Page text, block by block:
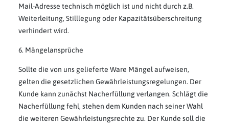
Mail-Adresse technisch möglich ist und nicht durch z.B.
Weiterleitung, Stilllegung oder Kapazitätsüberschreitung
verhindert wird.
6. Mängelansprüche
Sollte die von uns gelieferte Ware Mängel aufweisen,
gelten die gesetzlichen Gewährleistungsregelungen. Der
Kunde kann zunächst Nacherfüllung verlangen. Schlägt die
Nacherfüllung fehl, stehen dem Kunden nach seiner Wahl
die weiteren Gewährleistungsrechte zu. Der Kunde soll die